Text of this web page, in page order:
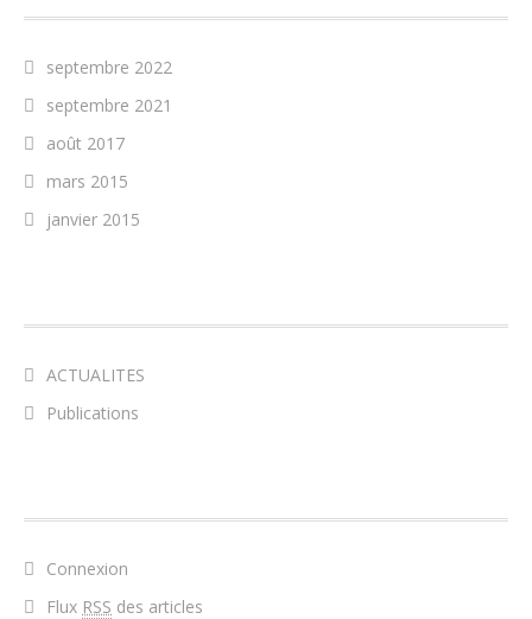
septembre 2022
septembre 2021
août 2017
mars 2015
janvier 2015
ACTUALITES
Publications
Connexion
Flux RSS des articles